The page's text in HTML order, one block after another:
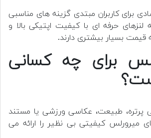
برای کاربران مبتدی گزینه های مناسبی
حرفه ای با کیفیت اپتیکی بالا و
قیمت بسیار بیشتری دارند.
برای چه کسانی
پرتره، طبیعت، عکاسی ورزشی یا مستند
میرورلس کیفیتی بی نظیر را ارائه می